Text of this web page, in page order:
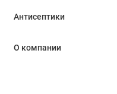
Антисептики
О компании